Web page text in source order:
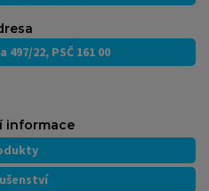
22, PSČ 161 00
informace